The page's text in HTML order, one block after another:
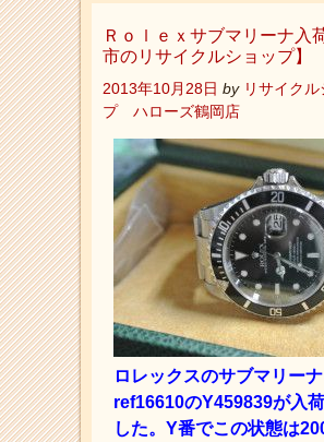
Ｒｏｌｅｘサブマリーナ入
市のリサイクルショップ】
2013年10月28日 by リサイクル
プ ハローズ鶴岡店
ロレックスのサブマリーナ
ref16610のY459839が入
した。Y番でこの状態は